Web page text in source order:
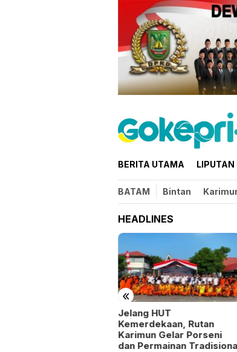
BERITA UTAMA LIPUTAN
BATAM Bintan
HEADLINES
«
Jelang HUT
Kemerdekaan, Rutan
Karimun Gelar Porseni
dan Permainan